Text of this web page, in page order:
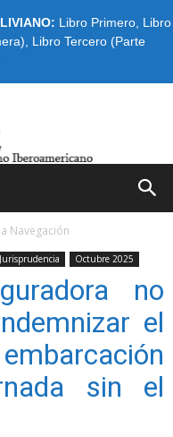
Libro Primero Libro
Libro Tercero (Parte
Navegación
Jurisprudencia Octubre 2025
no
el
sin el